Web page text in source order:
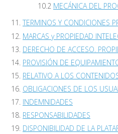
MECÁNICA DEL
TERMINOS Y CONDICIONES
MARCAS y PROPIEDAD
DERECHO DE ACCESO.
PROVISIÓN DE
RELATIVO A LOS
OBLIGACIONES DE LOS
INDEMNIDADES
RESPONSABILIDADES
DISPONIBILIDAD DE LA